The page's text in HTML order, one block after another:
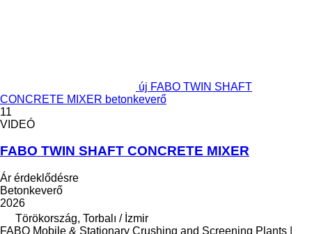
új FABO TWIN SHAFT
CONCRETE MIXER betonkeverő
11
VIDEÓ
FABO TWIN SHAFT CONCRETE MIXER
Ár érdeklődésre
Betonkeverő
2026
Törökország, Torbalı / İzmir
FABO Mobile & Stationary Crushing and Screening Plants |